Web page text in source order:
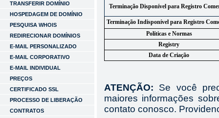
TRANSFERIR DOMÍNIO
HOSPEDAGEM DE DOMÍNIO
PESQUISA WHOIS
REDIRECIONAR DOMÍNIOS
E-MAIL PERSONALIZADO
E-MAIL CORPORATIVO
E-MAIL INDIVIDUAL
PREÇOS
CERTIFICADO SSL
PROCESSO DE LIBERAÇÃO
CONTRATOS
Terminação Disponível para Registro
Terminação Indisponível para Registro
Políticas e Normas
Registry
Data de Criação
ATENÇÃO: Se você
maiores informações
contato conosco.